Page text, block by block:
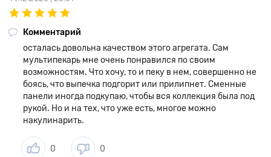
Комментарий
осталась довольна качеством этого агрегата. Сам
мультипекарь мне очень понравился по своим
возможностям. Что хочу, то и пеку в нем, совершенно не
боясь, что выпечка подгорит или прилипнет. Сменные
панели иногда подкупаю, чтобы вся коллекция была под
рукой. Но и на тех, что уже есть, многое можно
накулинарить.
0 0